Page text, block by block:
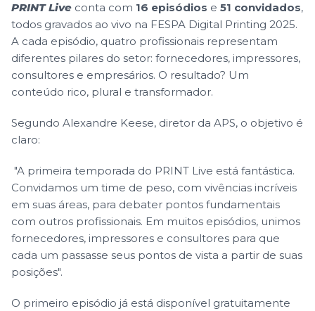
PRINT Live conta com 16 episódios e 51 convidados,
todos gravados ao vivo na FESPA Digital Printing 2025.
A cada episódio, quatro profissionais representam
diferentes pilares do setor: fornecedores, impressores,
consultores e empresários. O resultado? Um
conteúdo rico, plural e transformador.
Segundo Alexandre Keese, diretor da APS, o objetivo é
claro:
"A primeira temporada do PRINT Live está fantástica.
Convidamos um time de peso, com vivências incríveis
em suas áreas, para debater pontos fundamentais
com outros profissionais. Em muitos episódios, unimos
fornecedores, impressores e consultores para que
cada um passasse seus pontos de vista a partir de suas
posições".
O primeiro episódio já está disponível gratuitamente